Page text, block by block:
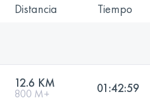
Distancia Tiempo
12.6 KM
800 M+ 01:42:59